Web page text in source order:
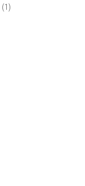
(1)